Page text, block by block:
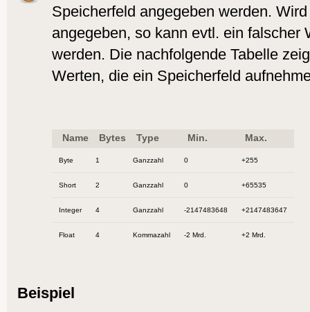
Speicherfeld angegeben werden.
angegeben, so kann evtl. ein falscher
werden. Die nachfolgende Tabelle
Werten, die ein Speicherfeld
Name Bytes Type Min. Max.
Byte 1 Ganzzahl 0 +255
Short 2 Ganzzahl 0 +65535
Integer 4 Ganzzahl -2147483648 +2147483647
Float 4 Kommazahl -2 Mrd. +2 Mrd.
Beispiel